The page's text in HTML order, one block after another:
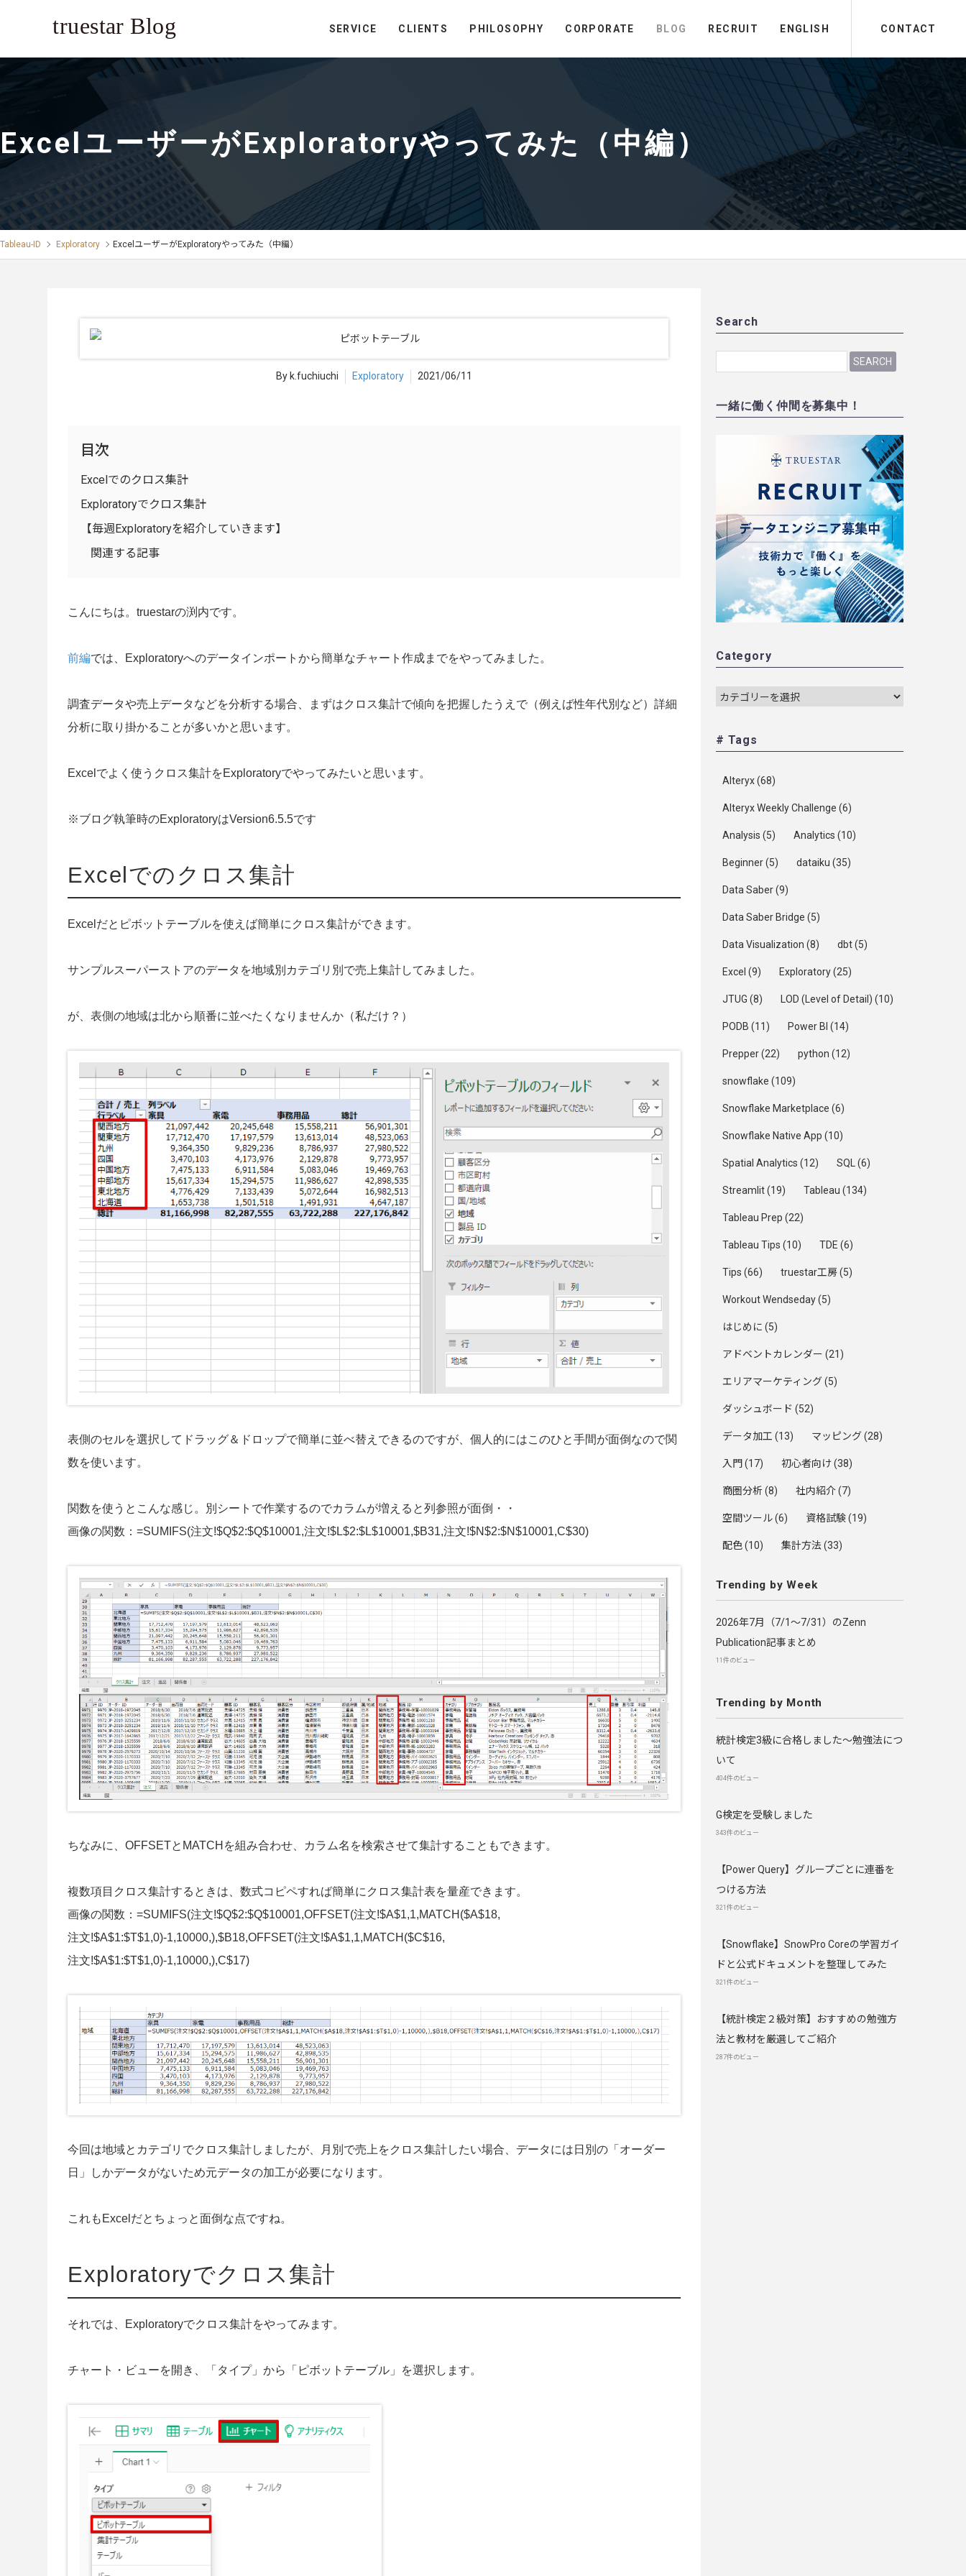
SERVICE CLIENTS PHILOSOPHY CORPORATE BLOG RECRUIT ENGLISH CONTACT
ExcelユーザーがExploratoryやってみた（中編）
Tableau-ID Exploratory ExcelユーザーがExploratoryやってみた（中編）
By k.fuchiuchi Exploratory 2021/06/11
目次
Excelでのクロス集計
Exploratoryでクロス集計
【毎週Exploratoryを紹介していきます】
関連する記事
こんにちは。truestarの渕内です。
前編では、Exploratoryへのデータインポートから簡単なチャート作成までをやってみました。
調査データや売上データなどを分析する場合、まずはクロス集計で傾向を把握したうえで（例えば性年代別など）詳細
分析に取り掛かることが多いかと思います。
Excelでよく使うクロス集計をExploratoryでやってみたいと思います。
※ブログ執筆時のExploratoryはVersion6.5.5です
Excelでのクロス集計
Excelだとピボットテーブルを使えば簡単にクロス集計ができます。
サンプルスーパーストアのデータを地域別カテゴリ別で売上集計してみました。
が、表側の地域は北から順番に並べたくなりませんか（私だけ？）
表側のセルを選択してドラッグ＆ドロップで簡単に並べ替えできるのですが、個人的にはこのひと手間が面倒なので関
数を使います。
関数を使うとこんな感じ。別シートで作業するのでカラムが増えると列参照が面倒・・
画像の関数：=SUMIFS(注文!$Q$2:$Q$10001,注文!$L$2:$L$10001,$B31,注文!$N$2:$N$10001,C$30)
ちなみに、OFFSETとMATCHを組み合わせ、カラム名を検索させて集計することもできます。
複数項目クロス集計するときは、数式コピペすれば簡単にクロス集計表を量産できます。
画像の関数：=SUMIFS(注文!$Q$2:$Q$10001,OFFSET(注文!$A$1,1,MATCH($A$18,
注文!$A$1:$T$1,0)-1,10000,),$B18,OFFSET(注文!$A$1,1,MATCH($C$16,
注文!$A$1:$T$1,0)-1,10000,),C$17)
今回は地域とカテゴリでクロス集計しましたが、月別で売上をクロス集計したい場合、データには日別の「オーダー
日」しかデータがないため元データの加工が必要になります。
これもExcelだとちょっと面倒な点ですね。
Exploratoryでクロス集計
それでは、Exploratoryでクロス集計をやってみます。
チャート・ビューを開き、「タイプ」から「ピボットテーブル」を選択します。
Search
SEARCH
一緒に働く仲間を募集中！
Category
# Tags
Alteryx(68)
Alteryx Weekly Challenge (6)
Analysis (5) Analytics (10)
Beginner(5) dataiku (35)
Data Saber(9)
Data Saber Bridge (5)
Data Visualization (8) dbt(5)
Excel (9) Exploratory(25)
JTUG (8) LOD (Level of Detail) (10)
PODB (11) Power BI (14)
Prepper(22) python (12)
snowflake (109)
Snowflake Marketplace (6)
Snowflake Native App (10)
Spatial Analytics (12) SQL (6)
Streamlit(19) Tableau (134)
Tableau Prep (22)
Tableau Tips (10) TDE (6)
Tips (66) truestar工房(5)
Workout Wendseday(5)
はじめに (5)
アドベントカレンダー (21)
エリアマーケティング(5)
ダッシュボード (52)
データ加工 (13) マッピング(28)
入門(17) 初心者向け(38)
商圏分析(8) 社内紹介(7)
空間ツール(6) 資格試験(19)
配色(10) 集計方法 (33)
Trending by Week
2026年7月（7/1〜7/31）のZenn
Publication記事まとめ
11件のビュー
Trending by Month
統計検定3級に合格しました～勉強法につ
いて
404件のビュー
G検定を受験しました
343件のビュー
【Power Query】グループごとに連番を
つける方法
321件のビュー
【Snowflake】SnowPro Coreの学習ガイ
ドと公式ドキュメントを整理してみた
321件のビュー
【統計検定２級対策】おすすめの勉強方
法と教材を厳選してご紹介
287件のビュー